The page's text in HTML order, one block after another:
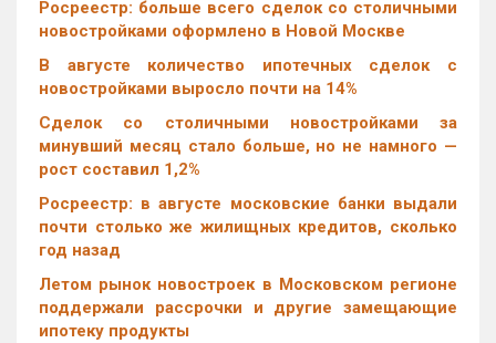
Росреестр: больше всего сделок со столичными
новостройками оформлено в Новой Москве
В августе количество ипотечных сделок с
новостройками выросло почти на 14%
Cделок со столичными новостройками за
минувший месяц стало больше, но не намного —
рост составил 1,2%
Росреестр: в августе московские банки выдали
почти столько же жилищных кредитов, сколько
год назад
Летом рынок новостроек в Московском регионе
поддержали рассрочки и другие замещающие
ипотеку продукты